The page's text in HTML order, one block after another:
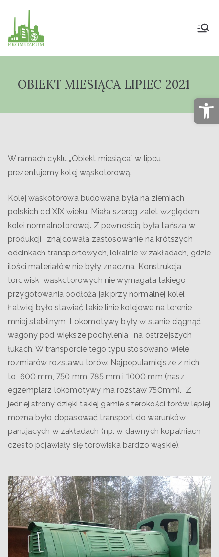
Muzeum Przyrody
"Ekomuzeum" im.
Jana Pazdura
OBIEKT MIESIĄCA LIPIEC 2021
W ramach cyklu „Obiekt miesiąca” w lipcu
prezentujemy kolej wąskotorową.
Kolej wąskotorowa budowana była na ziemiach
polskich od XIX wieku. Miała szereg zalet względem
kolei normalnotorowej. Z pewnością była tańsza w
produkcji i znajdowała zastosowanie na krótszych
odcinkach transportowych, lokalnie w zakładach, gdzie
ilości materiałów nie były znaczna. Konstrukcja
torowisk wąskotorowych nie wymagała takiego
przygotowania podłoża jak przy normalnej kolei.
Łatwiej było stawiać takie linie kolejowe na terenie
mniej stabilnym. Lokomotywy były w stanie ciągnąć
wagony pod większe pochylenia i na ostrzejszych
łukach. W transporcie tego typu stosowano wiele
rozmiarów rozstawu torów. Najpopularniejsze z nich
to 600 mm, 750 mm, 785 mm i 1000 mm (nasz
egzemplarz lokomotywy ma rozstaw 750mm). Z
jednej strony dzięki takiej gamie szerokości torów lepiej
można było dopasować transport do warunków
panujących w zakładach (np. w dawnych kopalniach
często pojawiały się torowiska bardzo wąskie).